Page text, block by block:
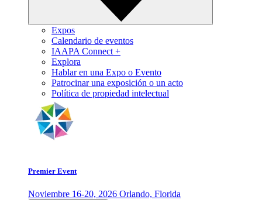
Expos
Calendario de eventos
IAAPA Connect +
Explora
Hablar en una Expo o Evento
Patrocinar una exposición o un acto
Política de propiedad intelectual
Premier Event
Noviembre 16-20, 2026 Orlando, Florida